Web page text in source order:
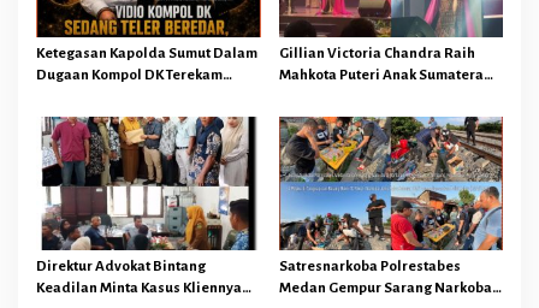
Ketegasan Kapolda Sumut Dalam
Dugaan Kompol DK Terekam
Minta Agar DK Tak Cuma Di Patsus
Tapi Di PTDH
Gillian Victoria Chandra Raih
Mahkota Puteri Anak Sumatera
Prestasi Gemilang
Direktur Advokat Bintang
Keadilan Minta Kasus Kliennya
Satresnarkoba Polrestabes
Medan Gempur Sarang Narkoba